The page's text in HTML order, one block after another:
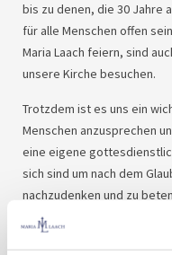
bis zu denen, die 30 Jahre
für alle Menschen offen
Maria Laach feiern, sind
unsere Kirche besuchen.
Trotzdem ist es uns ein
Menschen anzusprechen
eine eigene
sich sind um nach dem
nachzudenken und zu
Elemente wie Lobpreis,
Katechese sollen den